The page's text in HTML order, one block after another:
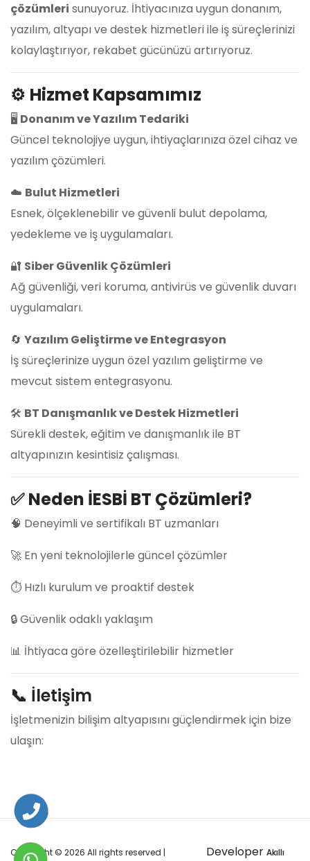
çözümleri sunuyoruz. İhtiyacınıza uygun donanım,
yazılım, altyapı ve destek hizmetleri ile iş süreçlerinizi
kolaylaştırıyor, rekabet gücünüzü artırıyoruz.
⚙️ Hizmet Kapsamımız
🖥️ Donanım ve Yazılım Tedariki
Güncel teknolojiye uygun, ihtiyaçlarınıza özel cihaz ve
yazılım çözümleri.
☁️ Bulut Hizmetleri
Esnek, ölçeklenebilir ve güvenli bulut depolama,
yedekleme ve iş uygulamaları.
🔐 Siber Güvenlik Çözümleri
Ağ güvenliği, veri koruma, antivirüs ve güvenlik duvarı
uygulamaları.
🔄 Yazılım Geliştirme ve Entegrasyon
İş süreçlerinize uygun özel yazılım geliştirme ve
mevcut sistem entegrasyonu.
🛠️ BT Danışmanlık ve Destek Hizmetleri
Sürekli destek, eğitim ve danışmanlık ile BT
altyapınızın kesintisiz çalışması.
✅Neden İESBİ BT Çözümleri?
🧠 Deneyimli ve sertifikalı BT uzmanları
🚀 En yeni teknolojilerle güncel çözümler
⏱️ Hızlı kurulum ve proaktif destek
🔒 Güvenlik odaklı yaklaşım
📊 İhtiyaca göre özelleştirilebilir hizmetler
📞 İletişim
İşletmenizin bilişim altyapısını güçlendirmek için bize
ulaşın:
Copyright © 2026 All rights reserved | DeveloperAkıllı